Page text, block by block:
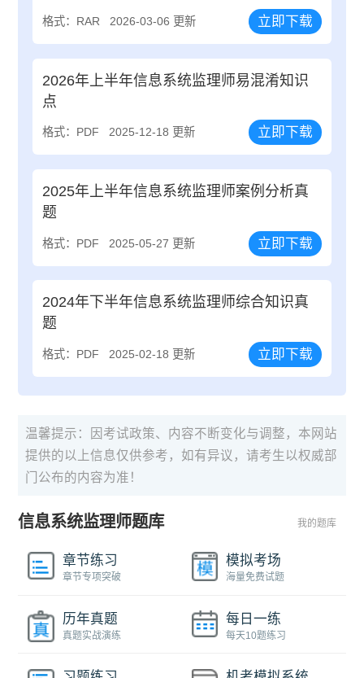
格式：RAR 2026-03-06 更新 立即下载
2026年上半年信息系统监理师易混淆知识
点
格式：PDF 2025-12-18 更新 立即下载
2025年上半年信息系统监理师案例分析真
题
格式：PDF 2025-05-27 更新 立即下载
2024年下半年信息系统监理师综合知识真
题
格式：PDF 2025-02-18 更新 立即下载
温馨提示：因考试政策、内容不断变化与调整，本网站
提供的以上信息仅供参考，如有异议，请考生以权威部
门公布的内容为准！
信息系统监理师题库 我的题库
章节练习
章节专项突破
模拟考场
海量免费试题
历年真题
真题实战演练
每日一练
每天10题练习